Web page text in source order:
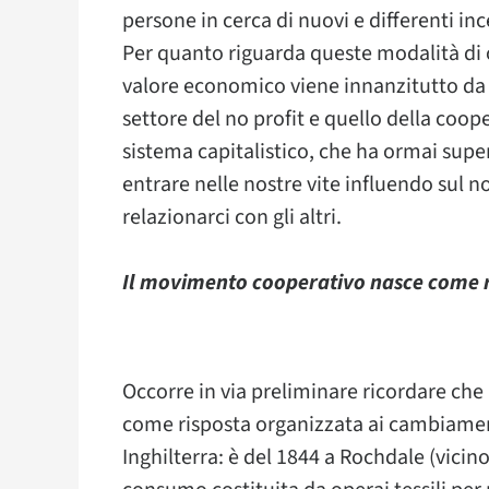
persone in cerca di nuovi e differenti
Per quanto riguarda queste modalità
valore economico viene innanzitutto
settore del no profit e quello della
sistema capitalistico, che ha ormai
entrare nelle nostre vite influendo sul
relazionarci con gli altri.
Il movimento cooperativo nasce come
Occorre in via preliminare ricordare
come risposta organizzata ai
Inghilterra: è del 1844 a Rochdale